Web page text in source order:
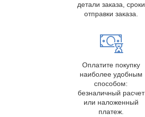
детали заказа, сроки
отправки заказа.
Оплатите покупку
наиболее удобным
способом:
безналичный расчет
или наложенный
платеж.